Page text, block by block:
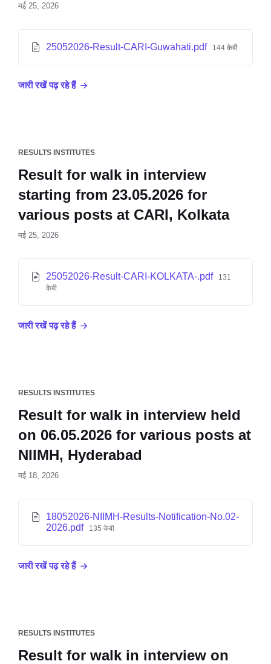
मई 25, 2026
25052026-Result-CARI-Guwahati.pdf 144 केबी
जारी रखें पढ़ रहे हैं
RESULTS INSTITUTES
Result for walk in interview
starting from 23.05.2026 for
various posts at CARI, Kolkata
मई 25, 2026
25052026-Result-CARI-KOLKATA-.pdf
131
केबी
जारी रखें पढ़ रहे हैं
RESULTS INSTITUTES
Result for walk in interview held
on 06.05.2026 for various posts at
NIIMH, Hyderabad
मई 18, 2026
18052026-NIIMH-Results-Notification-No.02-
2026.pdf
135 केबी
जारी रखें पढ़ रहे हैं
RESULTS INSTITUTES
Result for walk in interview on